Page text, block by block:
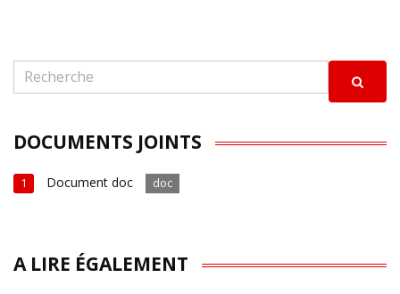
DOCUMENTS JOINTS
1 Document doc doc
A LIRE ÉGALEMENT